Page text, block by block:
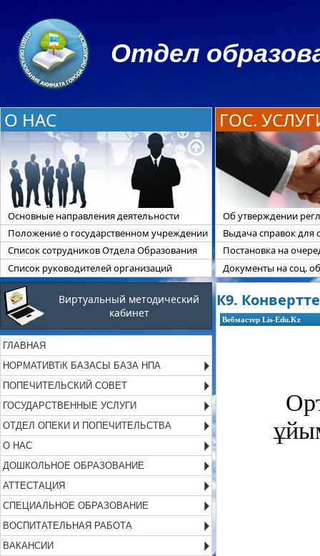
Отдел
О НАС
Основные направления деятельности
Положение о государственном учреждении
Список сотрудников Отдела Образования
Список руководителей организаций
ГОС.
Об утверждении
Выдача справок для
Постановка на
Документы на соц.
Виртуальный методический
кабинет
ГЛАВНАЯ
НОРМАТИВТіК БАЗАСЫ БАЗА НПА
ПОПЕЧИТЕЛЬСКИЙ СОВЕТ
ГОСУДАРСТВЕННЫЕ УСЛУГИ
ОТДЕЛ ОПЕКИ И ПОПЕЧИТЕЛЬСТВА
О НАС
ДОШКОЛЬНОЕ ОБРАЗОВАНИЕ
АТТЕСТАЦИЯ
СПЕЦИАЛЬНОЕ ОБРАЗОВАНИЕ
ВОСПИТАТЕЛЬНАЯ РАБОТА
ВАКАНСИИ
К9.
Вебмастер Lis-Edu.Kz